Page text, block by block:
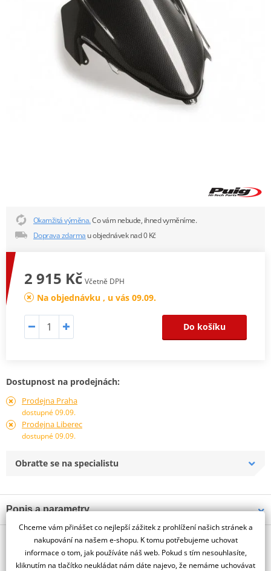
Okamžitá výměna.Co vám nebude, ihned vyměníme.
Doprava zdarma u objednávek nad 0 Kč
2 915 Kč Včetně DPH
Na objednávku , u vás 09.09.
Do košíku
Dostupnost na prodejnách:
Prodejna Praha
dostupné 09.09.
Prodejna Liberec
dostupné 09.09.
Obraťte se na specialistu
Popis a parametry
Jsme autorizovaný
dealer značky PUIG
SUZUKI GSX-R1300 HAYABUSA 21'-22'
O výrobci
Chceme vám přinášet co nejlepší zážitek z prohlížení našich stránek a
nakupování na našem e-shopu. K tomu potřebujeme uchovat
informace o tom, jak používáte náš web. Pokud s tím nesouhlasíte,
kliknutím na tlačítko neukládat nám dáte najevo, že nemáme uchovávat